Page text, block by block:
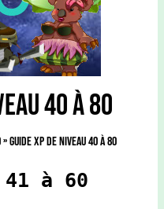
40 à 80
»Guide xp de niveau 40 à 80
à 60